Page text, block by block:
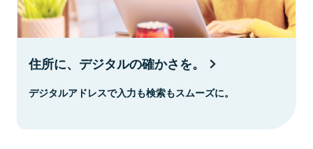
住所に、デジタルの確かさを。
デジタルアドレスで入力も検索もスムーズに。